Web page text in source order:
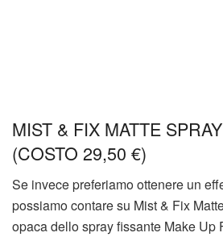
MIST & FIX MATTE
(COSTO 29,50 €)
Se invece preferiamo ottenere un
possiamo contare su Mist & Fix
opaca dello spray fissante Make Up